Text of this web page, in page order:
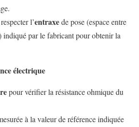
l’entraxede pose (espace entre
indiqué par le fabricant pour obtenir la
électrique
pour vérifier la résistance ohmique du
à la valeur de référence indiquée